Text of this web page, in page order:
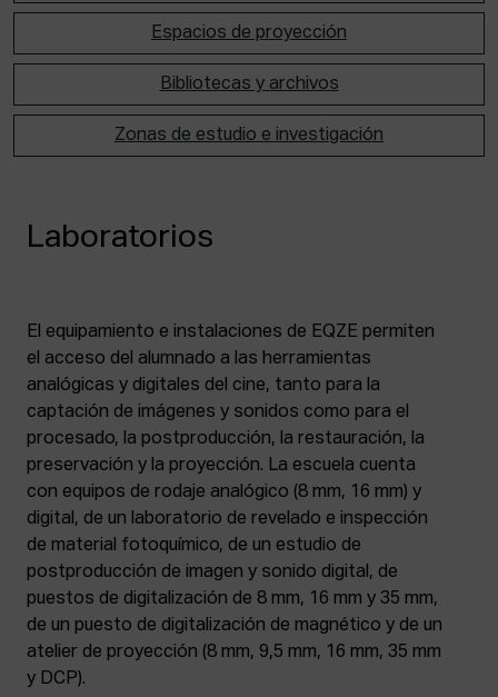
Espacios de proyección
Bibliotecas y archivos
Zonas de estudio e investigación
Laboratorios
El equipamiento e instalaciones de EQZE permiten
el acceso del alumnado a las herramientas
analógicas y digitales del cine, tanto para la
captación de imágenes y sonidos como para el
procesado, la postproducción, la restauración, la
preservación y la proyección. La escuela cuenta
con equipos de rodaje analógico (8 mm, 16 mm) y
digital, de un laboratorio de revelado e inspección
de material fotoquímico, de un estudio de
postproducción de imagen y sonido digital, de
puestos de digitalización de 8 mm, 16 mm y 35 mm,
de un puesto de digitalización de magnético y de un
atelier de proyección (8 mm, 9,5 mm, 16 mm, 35 mm
y DCP).